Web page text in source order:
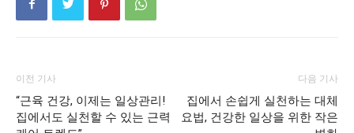
이전 기사
“근육 건강, 이제는 일상관리!
집에서도 실천할 수 있는 근력
다음 기사
집에서 손쉽게 실천하는 대체
요법, 건강한 일상을 위한 작은